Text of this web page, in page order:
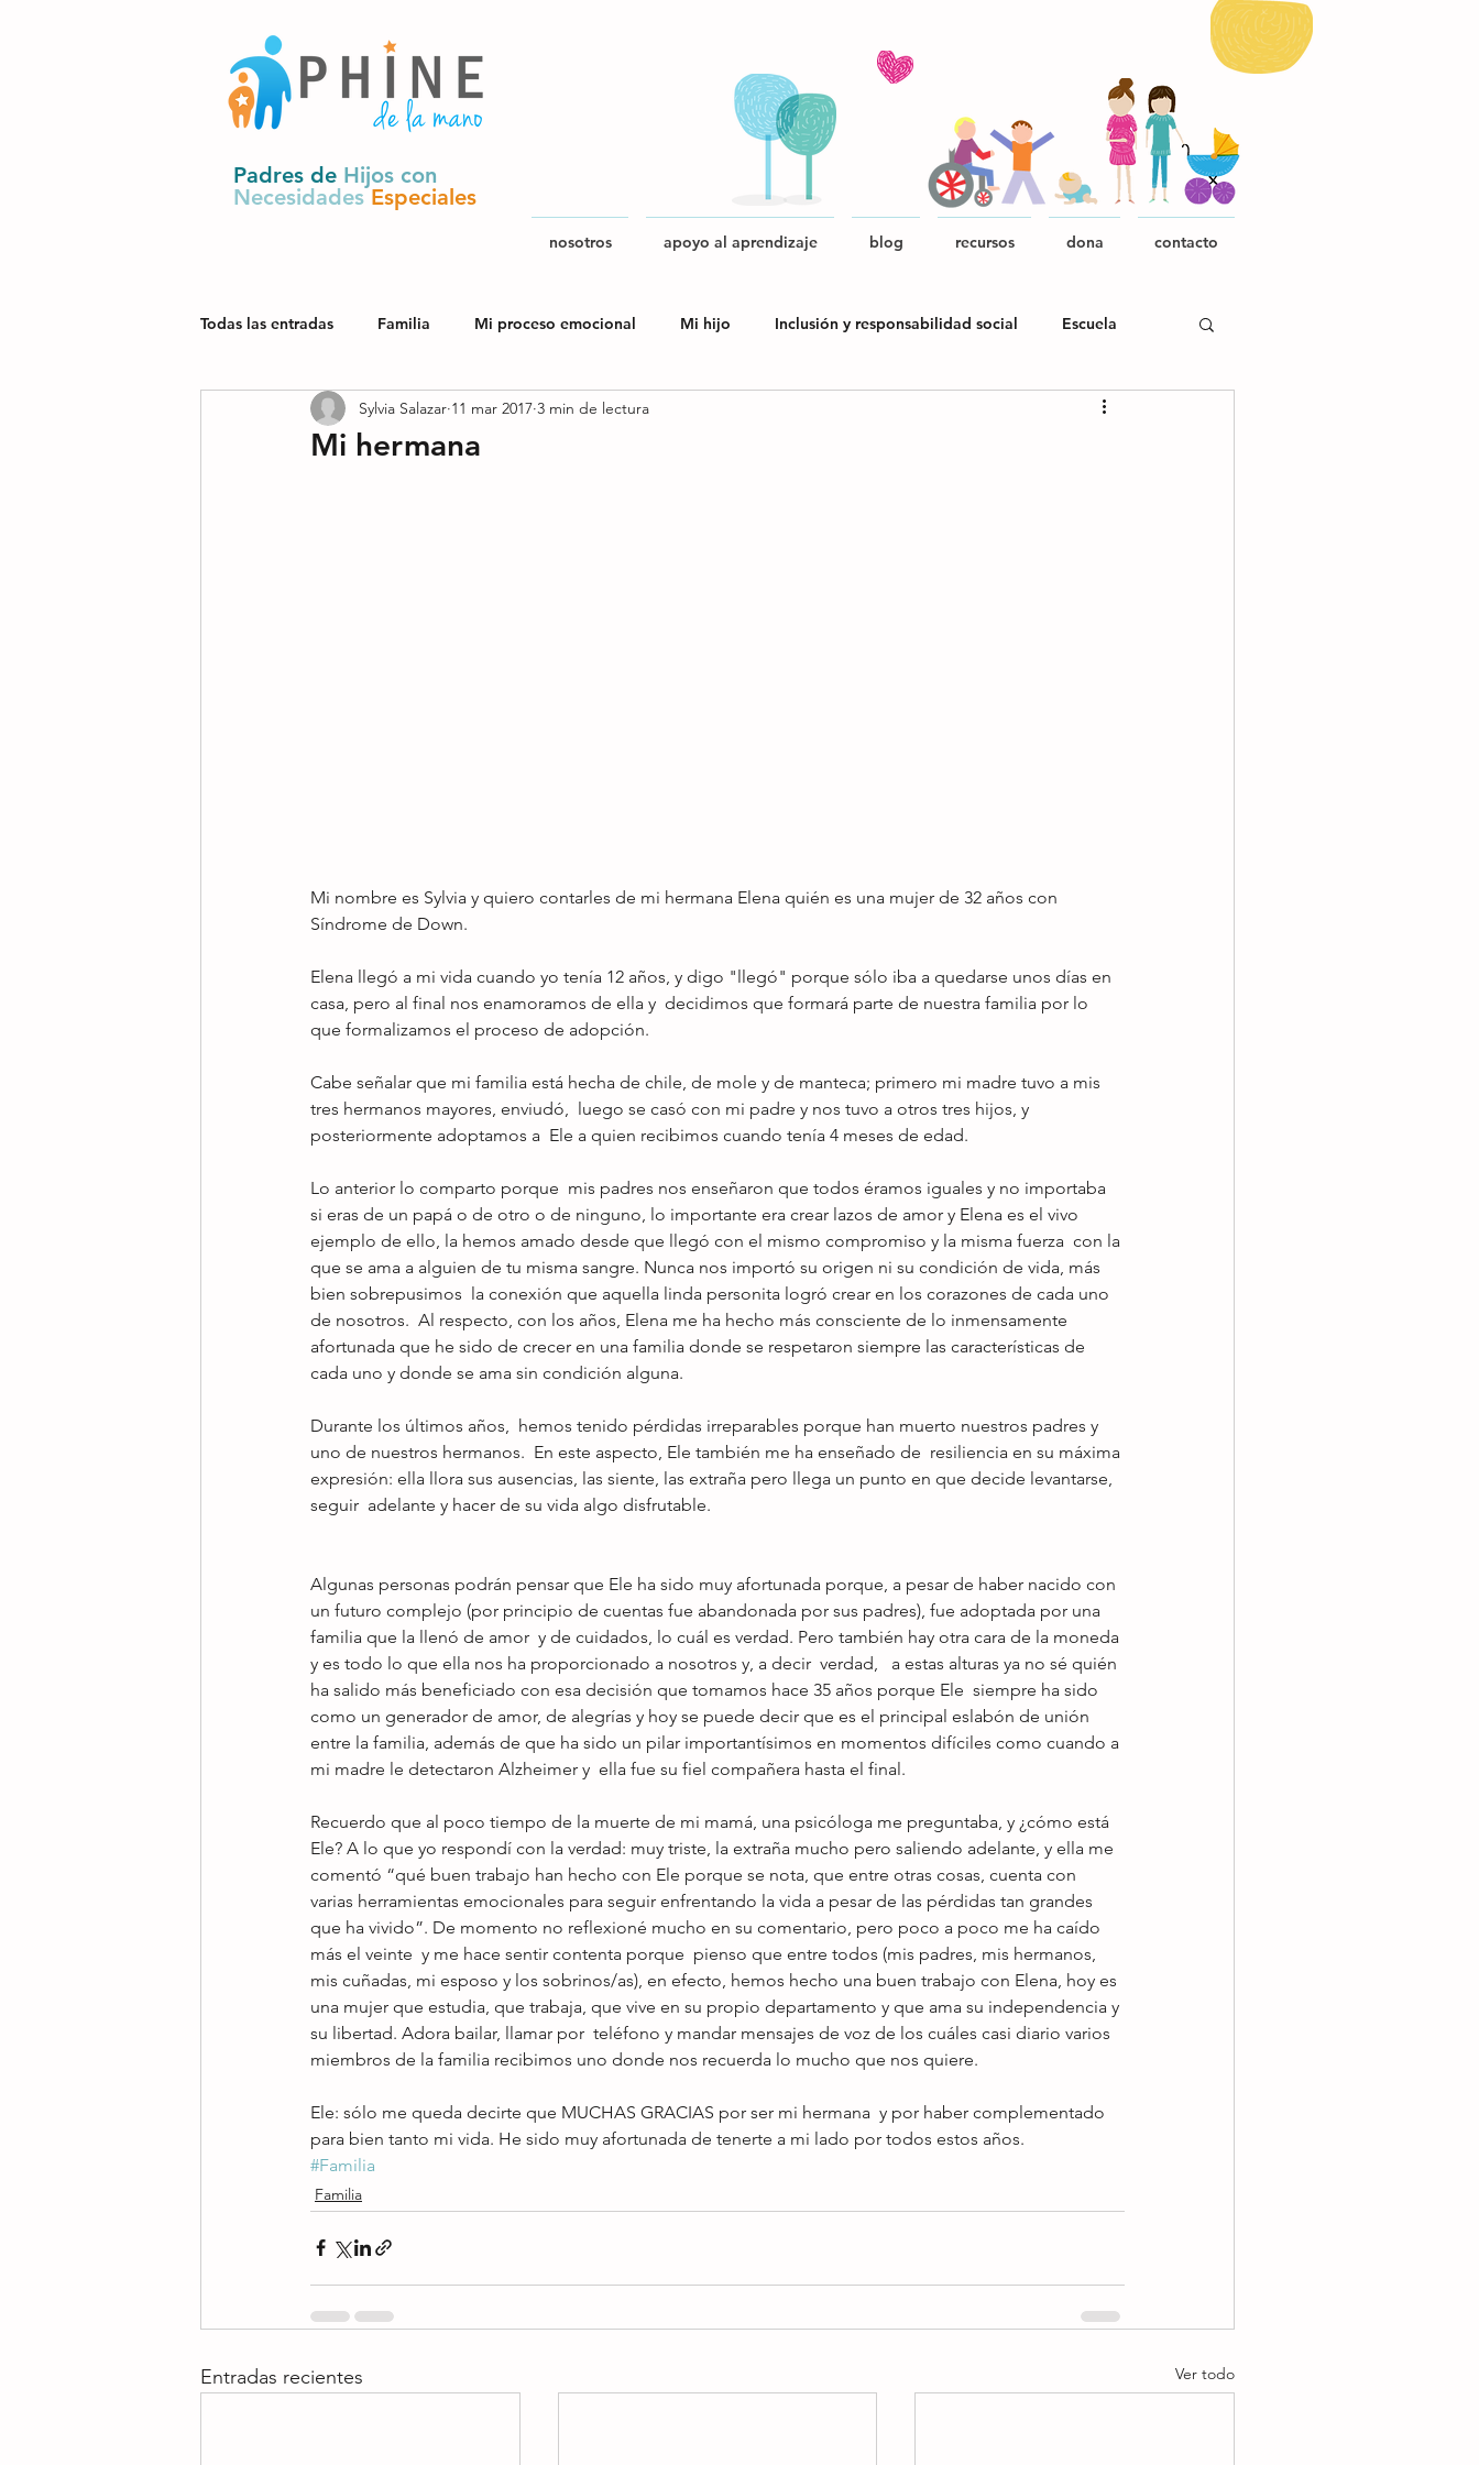
Padres de Hijos con
NecesidadesEspeciales
nosotros apoyo al aprendizaje blog recursos dona contacto
Todas las entradas Familia Mi proceso emocional Mi hijo Inclusión y responsabilidad social Escuela
Derechos y política pública
Mi hermana
Sylvia Salazar 11 mar 2017 3 min de lectura
Mi nombre es Sylvia y quiero contarles de mi hermana Elena quién es una mujer de 32 años con
Síndrome de Down.
Elena llegó a mi vida cuando yo tenía 12 años, y digo "llegó" porque sólo iba a quedarse unos días en
casa, pero al final nos enamoramos de ella y  decidimos que formará parte de nuestra familia por lo
que formalizamos el proceso de adopción.
Cabe señalar que mi familia está hecha de chile, de mole y de manteca; primero mi madre tuvo a mis
tres hermanos mayores, enviudó,  luego se casó con mi padre y nos tuvo a otros tres hijos, y
posteriormente adoptamos a  Ele a quien recibimos cuando tenía 4 meses de edad.
Lo anterior lo comparto porque  mis padres nos enseñaron que todos éramos iguales y no importaba
si eras de un papá o de otro o de ninguno, lo importante era crear lazos de amor y Elena es el vivo
ejemplo de ello, la hemos amado desde que llegó con el mismo compromiso y la misma fuerza  con la
que se ama a alguien de tu misma sangre. Nunca nos importó su origen ni su condición de vida, más
bien sobrepusimos  la conexión que aquella linda personita logró crear en los corazones de cada uno
de nosotros.  Al respecto, con los años, Elena me ha hecho más consciente de lo inmensamente
afortunada que he sido de crecer en una familia donde se respetaron siempre las características de
cada uno y donde se ama sin condición alguna.
Durante los últimos años,  hemos tenido pérdidas irreparables porque han muerto nuestros padres y
uno de nuestros hermanos.  En este aspecto, Ele también me ha enseñado de  resiliencia en su máxima
expresión: ella llora sus ausencias, las siente, las extraña pero llega un punto en que decide levantarse,
seguir  adelante y hacer de su vida algo disfrutable.
Algunas personas podrán pensar que Ele ha sido muy afortunada porque, a pesar de haber nacido con
un futuro complejo (por principio de cuentas fue abandonada por sus padres), fue adoptada por una
familia que la llenó de amor  y de cuidados, lo cuál es verdad. Pero también hay otra cara de la moneda
y es todo lo que ella nos ha proporcionado a nosotros y, a decir  verdad,   a estas alturas ya no sé quién
ha salido más beneficiado con esa decisión que tomamos hace 35 años porque Ele  siempre ha sido
como un generador de amor, de alegrías y hoy se puede decir que es el principal eslabón de unión
entre la familia, además de que ha sido un pilar importantísimos en momentos difíciles como cuando a
mi madre le detectaron Alzheimer y  ella fue su fiel compañera hasta el final.
Recuerdo que al poco tiempo de la muerte de mi mamá, una psicóloga me preguntaba, y ¿cómo está
Ele? A lo que yo respondí con la verdad: muy triste, la extraña mucho pero saliendo adelante, y ella me
comentó “qué buen trabajo han hecho con Ele porque se nota, que entre otras cosas, cuenta con
varias herramientas emocionales para seguir enfrentando la vida a pesar de las pérdidas tan grandes
que ha vivido”. De momento no reflexioné mucho en su comentario, pero poco a poco me ha caído
más el veinte  y me hace sentir contenta porque  pienso que entre todos (mis padres, mis hermanos,
mis cuñadas, mi esposo y los sobrinos/as), en efecto, hemos hecho una buen trabajo con Elena, hoy es
una mujer que estudia, que trabaja, que vive en su propio departamento y que ama su independencia y
su libertad. Adora bailar, llamar por  teléfono y mandar mensajes de voz de los cuáles casi diario varios
miembros de la familia recibimos uno donde nos recuerda lo mucho que nos quiere.
Ele: sólo me queda decirte que MUCHAS GRACIAS por ser mi hermana  y por haber complementado
para bien tanto mi vida. He sido muy afortunada de tenerte a mi lado por todos estos años.
#Familia
Familia
Entradas recientes Ver todo